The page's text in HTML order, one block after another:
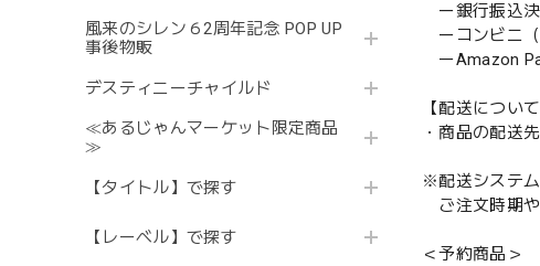
風来のシレン６2周年記念 POP UP
事後物販
デスティニーチャイルド
≪あるじゃんマーケット限定商品
≫
【タイトル】で探す
【レーベル】で探す
ー銀行振込
ーコンビニ
ーAmazon
【配送について
・商品の配送
※配送システム
ご注文時期や
＜予約商品＞